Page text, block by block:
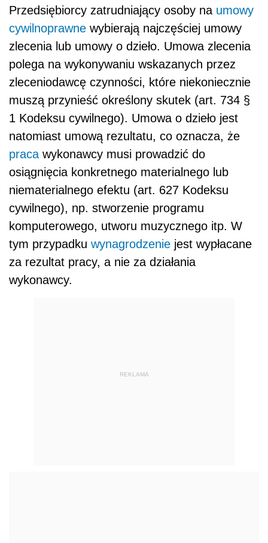
Przedsiębiorcy zatrudniający osoby na umowy
cywilnoprawne wybierają najczęściej umowy
zlecenia lub umowy o dzieło. Umowa zlecenia
polega na wykonywaniu wskazanych przez
zleceniodawcę czynności, które niekoniecznie
muszą przynieść określony skutek (art. 734 §
1 Kodeksu cywilnego). Umowa o dzieło jest
natomiast umową rezultatu, co oznacza, że
pracawykonawcy musi prowadzić do
osiągnięcia konkretnego materialnego lub
niematerialnego efektu (art. 627 Kodeksu
cywilnego), np. stworzenie programu
komputerowego, utworu muzycznego itp. W
tym przypadku wynagrodzenie jest wypłacane
za rezultat pracy, a nie za działania
wykonawcy.
REKLAMA